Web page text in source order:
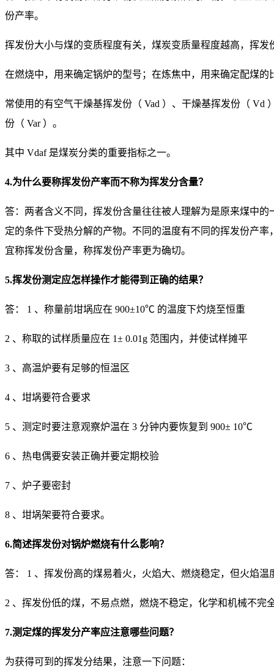
份产率。
挥发份大小与煤的变质程度有关，煤炭变质量程度越高，挥发
在燃烧中，用来确定锅炉的型号；在炼焦中，用来确定配煤
常使用的有空气干燥基挥发份（ Vad ）、干燥基挥发份（ Vd
份（ Var ）。
其中 Vdaf 是煤炭分类的重要指标之一。
4.为什么要称挥发份产率而不称为挥发分含量？
答：两者含义不同，挥发份含量往往被人理解为是原来煤中
定的条件下受热分解的产物。不同的温度有不同的挥发份产
宜称挥发份含量，称挥发份产率更为确切。
5.挥发份测定应怎样操作才能得到正确的结果？
答： 1 、称量前坩埚应在 900±10℃ 的温度下灼烧至恒重
2 、称取的试样质量应在 1± 0.01g 范围内，并使试样摊平
3 、高温炉要有足够的恒温区
4 、坩埚要符合要求
5 、测定时要注意观察炉温在 3 分钟内要恢复到 900± 10℃
6 、热电偶要安装正确并要定期校验
7 、炉子要密封
8 、坩埚架要符合要求。
6.简述挥发份对锅炉燃烧有什么影响？
答： 1 、挥发份高的煤易着火，火焰大、燃烧稳定，但火焰温
2 、挥发份低的煤，不易点燃，燃烧不稳定，化学和机械不完
7.测定煤的挥发分产率应注意哪些问题？
为获得可到的挥发分结果，注意一下问题：